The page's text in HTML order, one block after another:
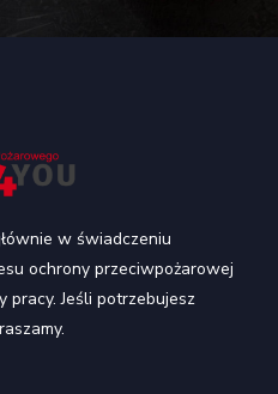
w świadczeniu
ochrony przeciwpożarowej
pracy. Jeśli potrzebujesz